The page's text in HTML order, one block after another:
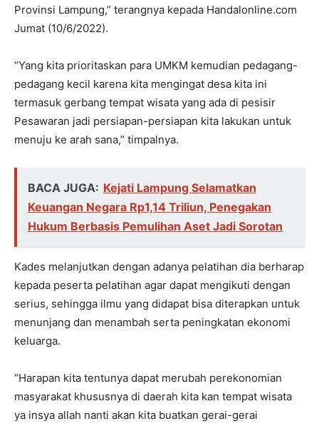
Provinsi Lampung,” terangnya kepada Handalonline.com
Jumat (10/6/2022).
“Yang kita prioritaskan para UMKM kemudian pedagang-
pedagang kecil karena kita mengingat desa kita ini
termasuk gerbang tempat wisata yang ada di pesisir
Pesawaran jadi persiapan-persiapan kita lakukan untuk
menuju ke arah sana,” timpalnya.
BACA JUGA: Kejati Lampung Selamatkan
Keuangan Negara Rp1,14 Triliun, Penegakan
Hukum Berbasis Pemulihan Aset Jadi Sorotan
Kades melanjutkan dengan adanya pelatihan dia berharap
kepada peserta pelatihan agar dapat mengikuti dengan
serius, sehingga ilmu yang didapat bisa diterapkan untuk
menunjang dan menambah serta peningkatan ekonomi
keluarga.
“Harapan kita tentunya dapat merubah perekonomian
masyarakat khususnya di daerah kita kan tempat wisata
ya insya allah nanti akan kita buatkan gerai-gerai